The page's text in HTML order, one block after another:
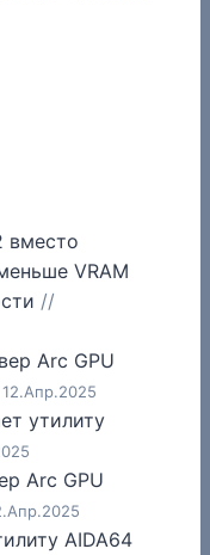
вместо
VRAM
//
Arc GPU
12.Апр.2025
утилиту
Arc GPU
AIDA64